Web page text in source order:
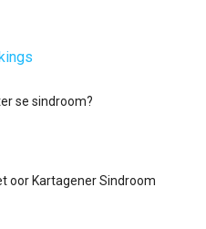
se sindroom?
oor Kartagener Sindroom